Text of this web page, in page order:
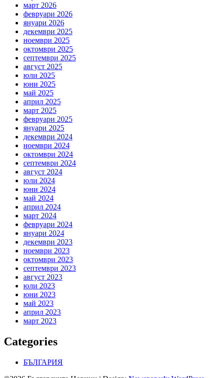
март 2026
февруари 2026
януари 2026
декември 2025
ноември 2025
октомври 2025
септември 2025
август 2025
юли 2025
юни 2025
май 2025
април 2025
март 2025
февруари 2025
януари 2025
декември 2024
ноември 2024
октомври 2024
септември 2024
август 2024
юли 2024
юни 2024
май 2024
април 2024
март 2024
февруари 2024
януари 2024
декември 2023
ноември 2023
октомври 2023
септември 2023
август 2023
юли 2023
юни 2023
май 2023
април 2023
март 2023
Categories
БЪЛГАРИЯ